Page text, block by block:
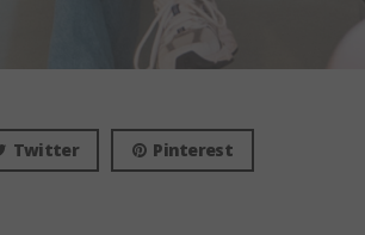
Twitter Pinterest